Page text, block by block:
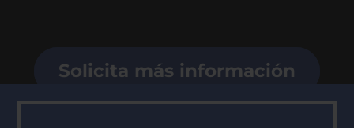
Solicita más información